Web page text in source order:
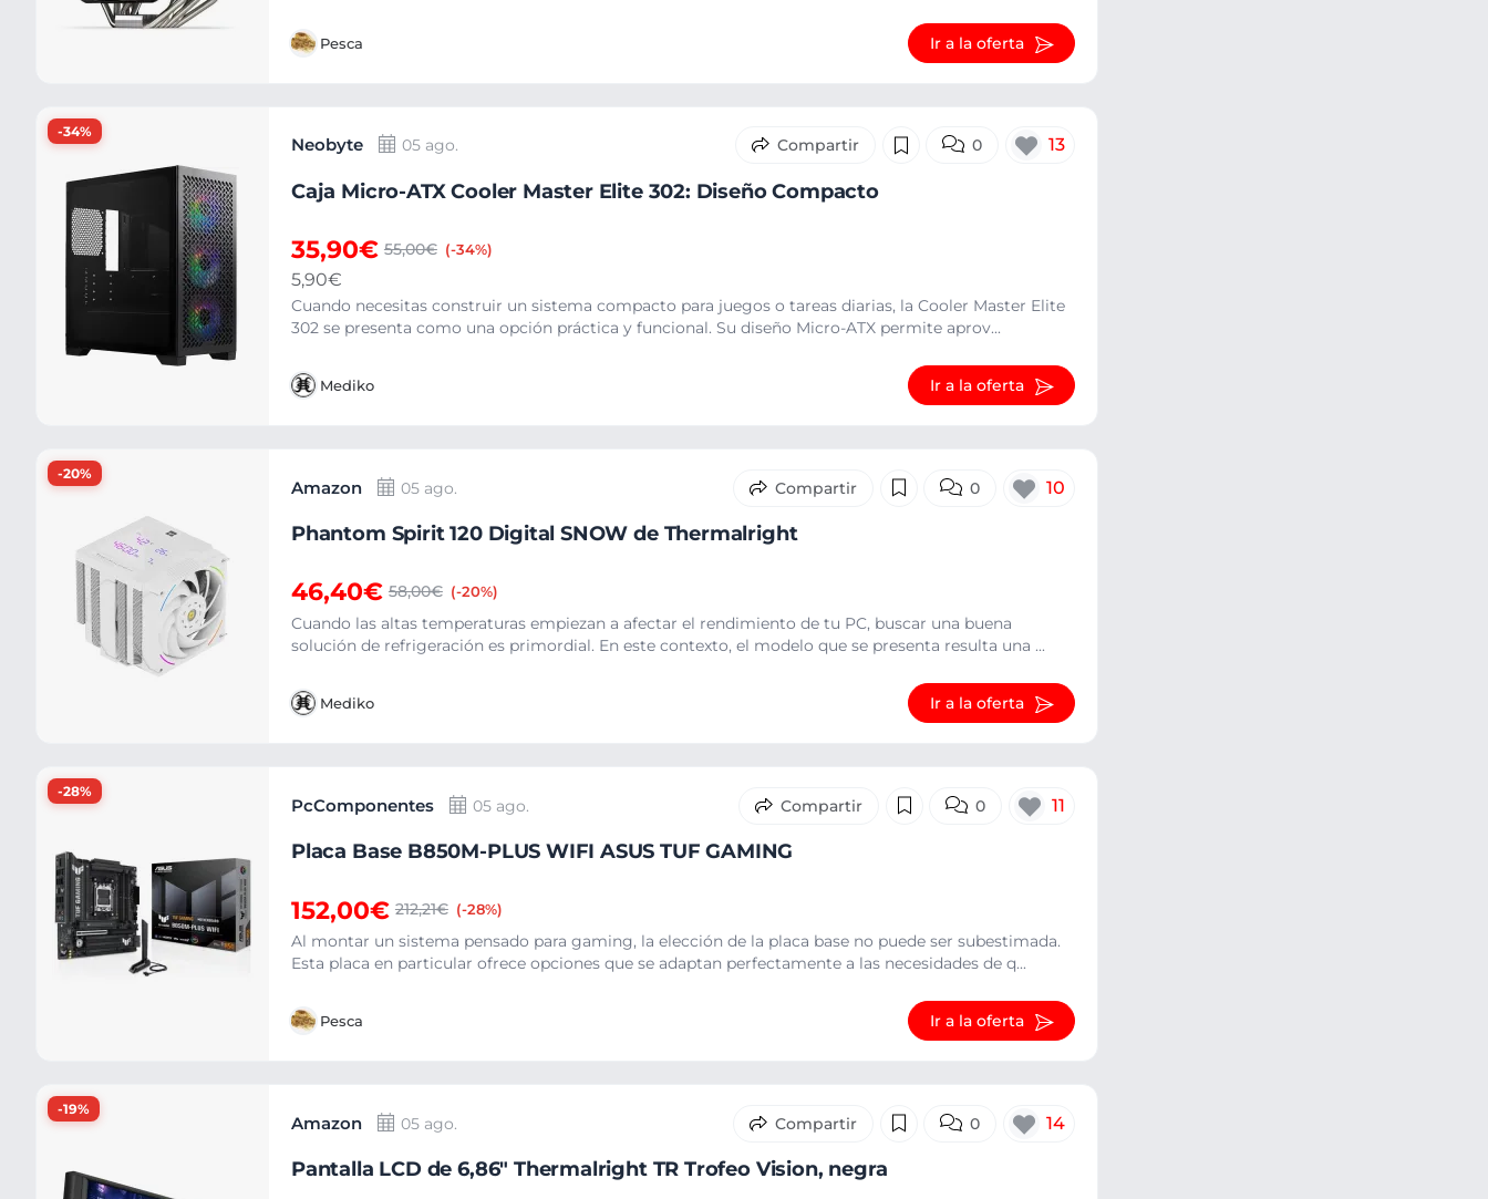
Pesca Ir a la oferta
-34%
Neobyte 05 ago. 0 13
Caja Micro-ATX Cooler Master Elite 302: Diseño Compacto
35,90€ 55,00€ (-34%)
5,90€
Cuando necesitas construir un sistema compacto para juegos o tareas diarias, la Cooler Master Elite
302 se presenta como una opción práctica y funcional. Su diseño Micro-ATX permite aprov...
Mediko Ir a la oferta
-20%
Amazon 05 ago. 0 10
Phantom Spirit 120 Digital SNOW de Thermalright
46,40€ 58,00€ (-20%)
Cuando las altas temperaturas empiezan a afectar el rendimiento de tu PC, buscar una buena
solución de refrigeración es primordial. En este contexto, el modelo que se presenta resulta una ...
Mediko Ir a la oferta
-28%
PcComponentes 05 ago. 0 11
Placa Base B850M-PLUS WIFI ASUS TUF GAMING
152,00€ 212,21€ (-28%)
Al montar un sistema pensado para gaming, la elección de la placa base no puede ser subestimada.
Esta placa en particular ofrece opciones que se adaptan perfectamente a las necesidades de q...
Pesca Ir a la oferta
-19%
Amazon 05 ago. 0 14
Pantalla LCD de 6,86" Thermalright TR Trofeo Vision, negra